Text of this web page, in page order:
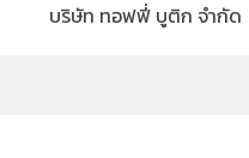
บริษัท ทอฟฟี่ บูติก จำกัด